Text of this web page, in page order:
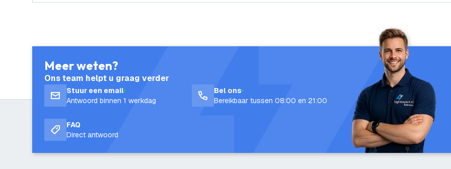
Meer weten?
Ons team helpt u graag verder
Stuur een email
Antwoord binnen 1 werkdag
Bel ons
Bereikbaar tussen 08:00 en 21:00
FAQ
Direct antwoord